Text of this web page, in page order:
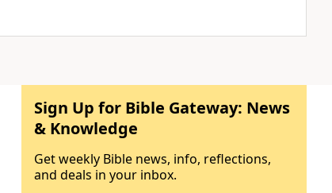
Sign Up for Bible Gateway: News
& Knowledge
Get weekly Bible news, info, reflections,
and deals in your inbox.